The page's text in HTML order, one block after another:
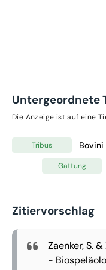
Untergeordnete
Die Anzeige ist auf eine
Tribus Bovini
Gattung
Zitiervorschlag
Zaenker, S.
-